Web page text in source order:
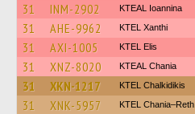
31 INM-2902 KTEAL Ioannina
31 AHE-9962 KTEL Xanthi
31 AXI-1005 KTEL Elis
31 XNZ-8020 KTEAL Chania
31 XKN-1217 ΚΤΕL Chalkidikis
31 XNK-5957 KTEL Chania–Reth.